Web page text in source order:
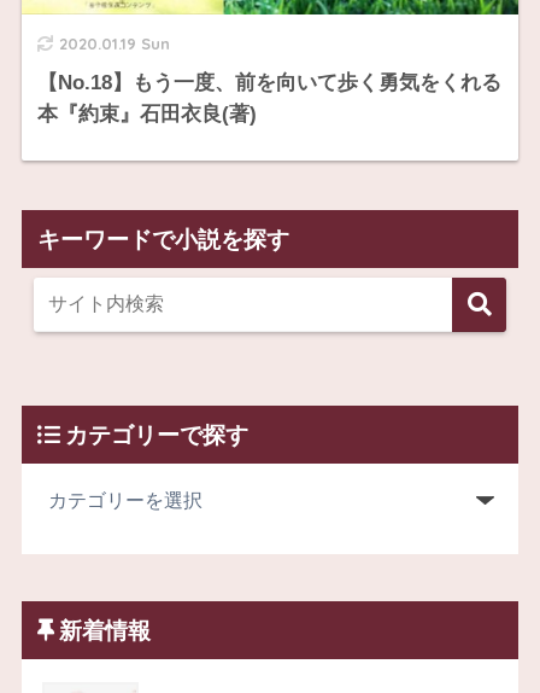
2020.01.19 Sun
【No.18】もう一度、前を向いて歩く勇気をくれる
本『約束』石田衣良(著)
キーワードで小説を探す
カテゴリーで探す
新着情報